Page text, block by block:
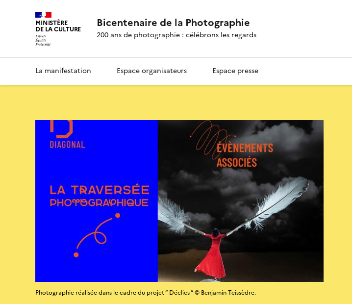
MINISTÈRE
DE LA CULTURE Bicentenaire de la Photographie
200 ans de photographie : célébrons les regards
La manifestation Espace organisateurs Espace presse
Photographie réalisée dans le cadre du projet “ Déclics ” © Benjamin Teissèdre.